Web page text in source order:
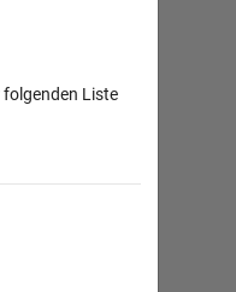
folgenden Liste